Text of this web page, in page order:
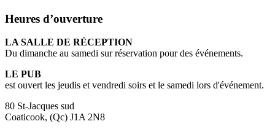
Heures d’ouverture
LA SALLE DE RÉCEPTION
Du dimanche au samedi sur réservation pour des événements.
LE PUB
est ouvert les jeudis et vendredi soirs et le samedi lors d'événement.
80 St-Jacques sud
Coaticook, (Qc) J1A 2N8